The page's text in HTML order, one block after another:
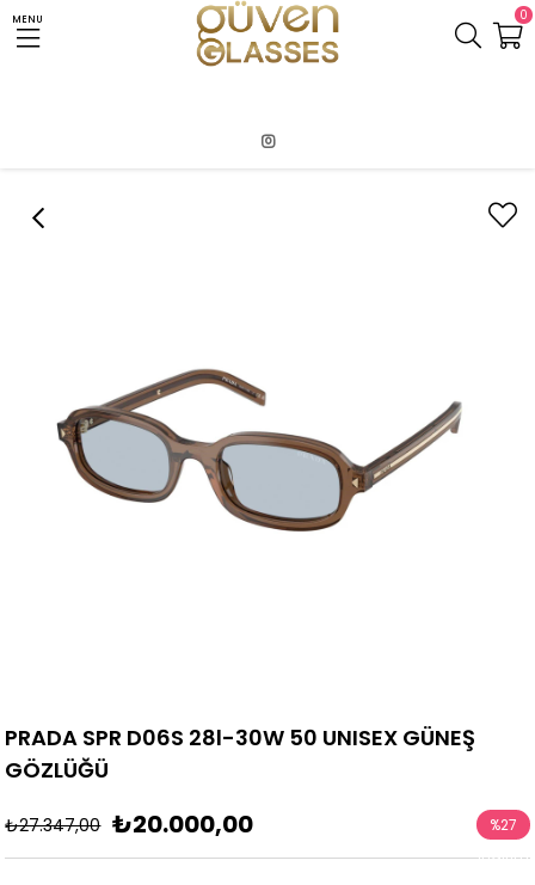
MENU 0
PRADA SPR D06S 28l-30W 50 UNISEX GÜNEŞ
GÖZLÜĞÜ
₺27.347,00 ₺20.000,00 %27
İndirim